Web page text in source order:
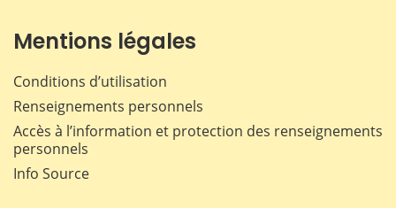
Mentions légales
Conditions d’utilisation
Renseignements personnels
Accès à l’information et protection des renseignements
personnels
Info Source